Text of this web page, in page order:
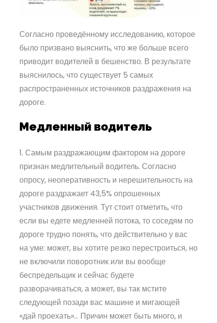
Согласно проведённому исследованию, которое
было призвано выяснить, что же больше всего
приводит водителей в бешенство. В результате
выяснилось, что существует 5 самых
распространенных источников раздражения на
дороге.
Медленный водитель
1. Самым раздражающим фактором на дороге
признан медлительный водитель. Согласно
опросу, неоперативность и нерешительность на
дороге раздражает 43,5% опрошенных
участников движения. Тут стоит отметить, что
если вы едете медленней потока, то соседям по
дороге трудно понять, что действительно у вас
на уме: может, вы хотите резко перестроиться, но
не включили поворотник или вы вообще
беспредельщик и сейчас будете
разворачиваться, а может, вы так мстите
следующей позади вас машине и мигающей
«дай проехать»… Причин может быть много, и